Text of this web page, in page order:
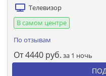
Телевизор
В самом центре
По отзывам
От4440 руб. за 1 ночь